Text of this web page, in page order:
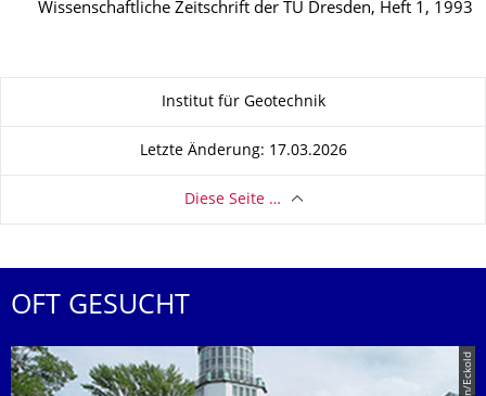
Wissenschaftliche Zeitschrift der TU Dresden, Heft 1, 1993
Zu dieser SeiteInstitut für Geotechnik
Letzte Änderung: 17.03.2026
Diese Seite …
OFT GESUCHT